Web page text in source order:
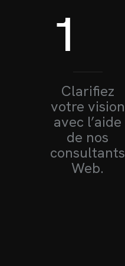
1
Clarifiez
votre vision
avec l’aide
de nos
consultants
Web.